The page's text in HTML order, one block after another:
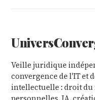
Univers
Veille juridique
convergence de l'IT et
intellectuelle : droit